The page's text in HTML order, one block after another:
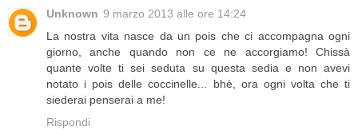
Unknown 9 marzo 2013 alle ore 14:24
La nostra vita nasce da un pois che ci accompagna ogni
giorno, anche quando non ce ne accorgiamo! Chissà
quante volte ti sei seduta su questa sedia e non avevi
notato i pois delle coccinelle... bhè, ora ogni volta che ti
siederai penserai a me!
Rispondi